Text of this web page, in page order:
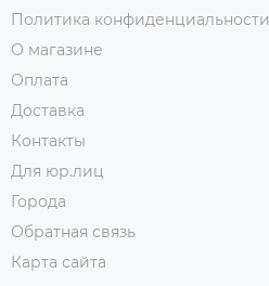
Политика конфиденциальности
О магазине
Оплата
Доставка
Контакты
Для юр.лиц
Города
Обратная связь
Карта сайта